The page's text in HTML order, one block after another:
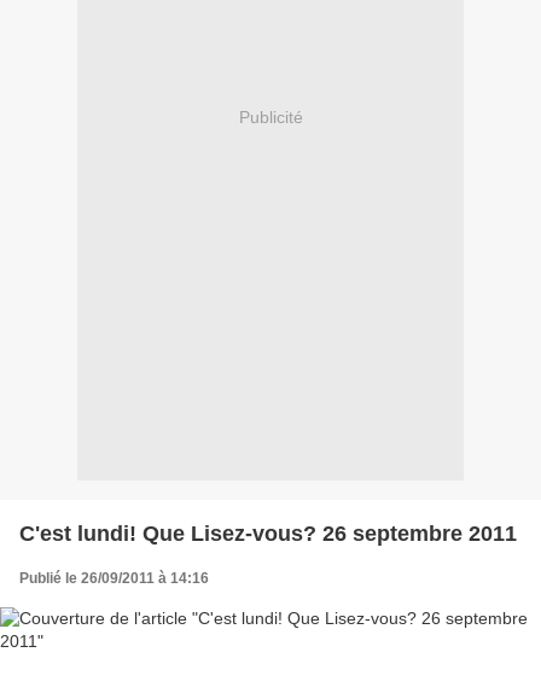
Publicité
C'est lundi! Que Lisez-vous? 26 septembre 2011
Publié le 26/09/2011 à 14:16